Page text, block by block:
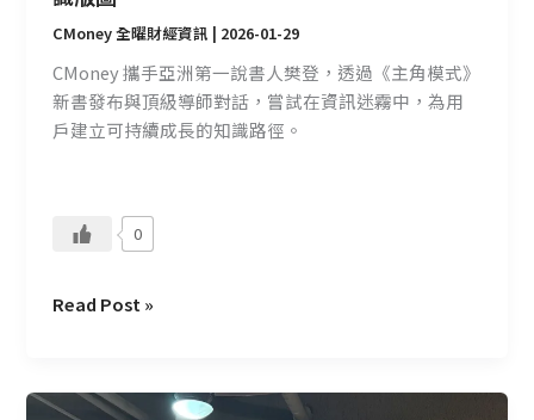
CMoney 全曜財經資訊 | 2026-01-29
CMoney 攜手亞洲第一說書人樊登，透過《主角模式》
新書發布與頂級導師對話，嘗試在資訊迷霧中，為用
戶建立可持續成長的知識路徑。
0
知
識
版
圖
Read Post »
C